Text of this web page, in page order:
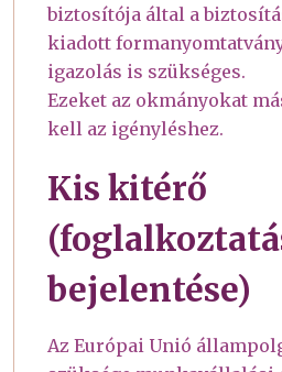
biztosítója által a
kiadott
igazolás is szükséges.
Ezeket az okmányokat
kell az igényléshez.
Kis kitérő
bejelentése)
Az Európai Unió